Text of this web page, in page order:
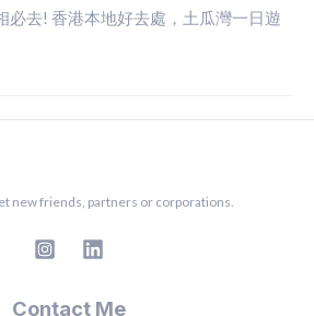
必去! 香港本地好去處，土瓜灣一日遊
new friends, partners or corporations.
Contact Me